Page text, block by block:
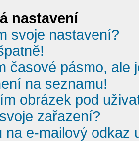
nastavení
svoje nastavení?
časové pásmo, ale
na seznamu!
obrázek pod
zařazení?
na e-mailový odkaz